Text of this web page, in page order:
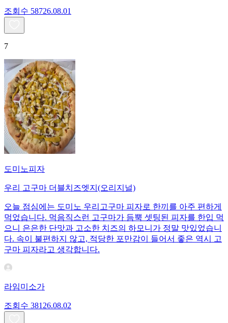
조회수 58726.08.01
7
도미노피자
우리 고구마 더블치즈엣지(오리지널)
오늘 점심에는 도미노 우리고구마 피자로 한끼를 아주 편하게
먹었습니다. 먹음직스런 고구마가 듬뿍 셋팅된 피자를 한입 먹
으니 은은한 단맛과 고소한 치즈의 하모니가 정말 맛있었습니
다. 속이 불편하지 않고, 적당한 포만감이 들어서 좋은 역시 고
구마 피자라고 생각합니다.
라임미소가
조회수 381 26.08.02